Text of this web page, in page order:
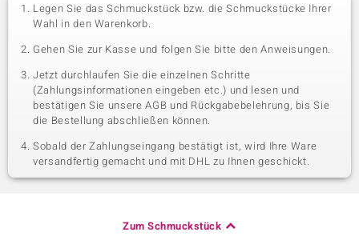
Legen Sie das Schmuckstück bzw. die Schmuckstücke Ihrer
Wahl in den Warenkorb.
Gehen Sie zur Kasse und folgen Sie bitte den Anweisungen.
Jetzt durchlaufen Sie die einzelnen Schritte
(Zahlungsinformationen eingeben etc.) und lesen und
bestätigen Sie unsere AGB und Rückgabebelehrung, bis Sie
die Bestellung abschließen können.
Sobald der Zahlungseingang bestätigt ist, wird Ihre Ware
versandfertig gemacht und mit DHL zu Ihnen geschickt.
Zum Schmuckstück